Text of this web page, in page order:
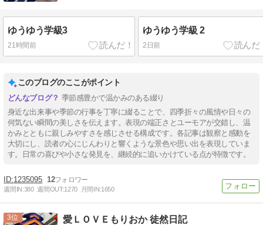
ゆうゆう学級3
21時間前
ゆうゆう学級 2
2日前
このブログのここがポイント
季節感豊かで温かみのある綴り
身近な出来事や季節の行事を丁寧に綴ることで、四季折々の風情や日々の
何気ない瞬間の美しさを伝えます。表現の端正さとユーモアが交錯し、温
かみとともに親しみやすさを感じさせる構成です。各記事は観察と感動を
大切にし、読者の心にじんわりと響くような景色や思い出を表現していま
す。日常の喜びや小さな発見を、継続的に追いかけている点が特徴です。
1235095 12
週間IN:380 週間OUT:1270 月間IN:1650
3 愛ＬＯＶＥもりおか 徒然日記